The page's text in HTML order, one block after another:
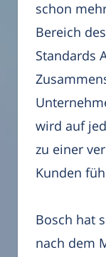
schon
Bereich
Standards
wird auf
zu einer
Kunden
Bosch hat
nach dem